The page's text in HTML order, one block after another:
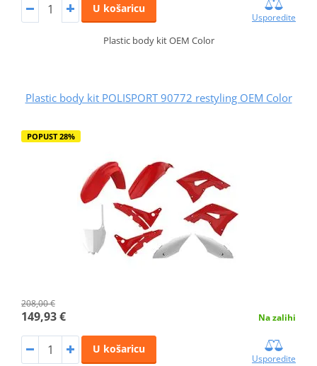
U košaricu
Usporedite
Plastic body kit OEM Color
Plastic body kit POLISPORT 90772 restyling OEM Color
POPUST 28%
208,00 €
149,93 € Na zalihi
U košaricu
Usporedite